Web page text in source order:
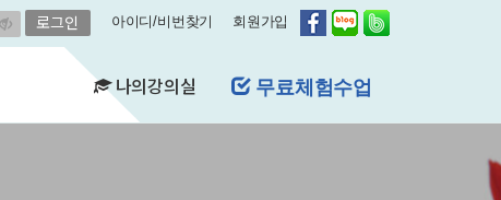
아이디/비번찾기 회원가입
나의강의실 레벨평가신청